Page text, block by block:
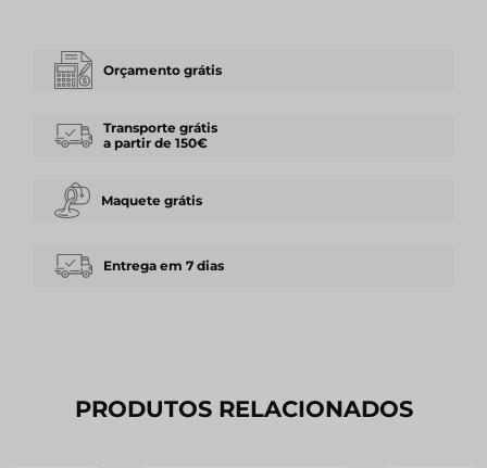
Orçamento grátis
Transporte grátis
a partir de 150€
Maquete grátis
Entrega em 7 dias
PRODUTOS RELACIONADOS